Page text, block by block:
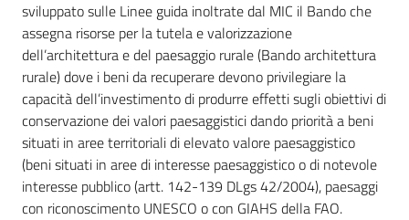
sviluppato sulle Linee guida inoltrate dal MIC il Bando che
assegna risorse per la tutela e valorizzazione
dell’architettura e del paesaggio rurale (Bando architettura
rurale) dove i beni da recuperare devono privilegiare la
capacità dell’investimento di produrre effetti sugli obiettivi di
conservazione dei valori paesaggistici dando priorità a beni
situati in aree territoriali di elevato valore paesaggistico
(beni situati in aree di interesse paesaggistico o di notevole
interesse pubblico (artt. 142-139 DLgs 42/2004), paesaggi
con riconoscimento UNESCO o con GIAHS della FAO.